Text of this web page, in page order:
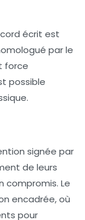
écrit est
par le
force
possible
signée par
de leurs
compromis. Le
encadrée, où
pour